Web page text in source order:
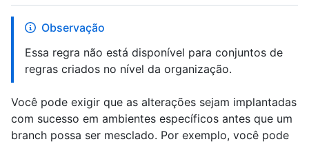
Observação
Essa regra não está disponível para conjuntos de
regras criados no nível da organização.
Você pode exigir que as alterações sejam implantadas
com sucesso em ambientes específicos antes que um
branch possa ser mesclado. Por exemplo, você pode